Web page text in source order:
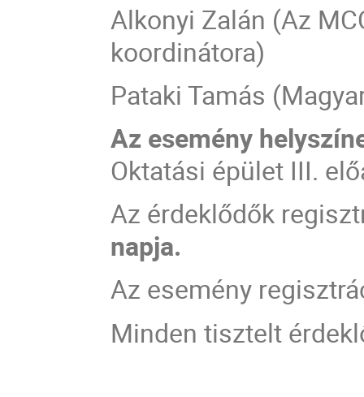
Alkonyi Zalán (Az
koordinátora)
Pataki Tamás
Az esemény
Oktatási épület III.
Az érdeklődők
napja.
Az esemény
Minden tisztelt